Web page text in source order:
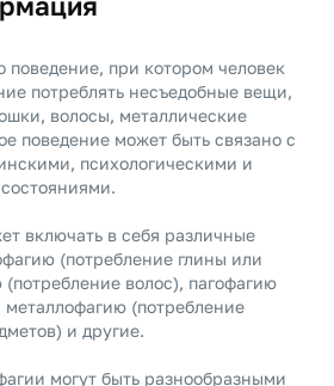
поведение, при котором человек
потреблять несъедобные вещи,
волосы, металлические
поведение может быть связано с
психологическими и
включать в себя различные
(потребление глины или
волос), пагофагию
металлофагию (потребление
и другие.
могут быть разнообразными